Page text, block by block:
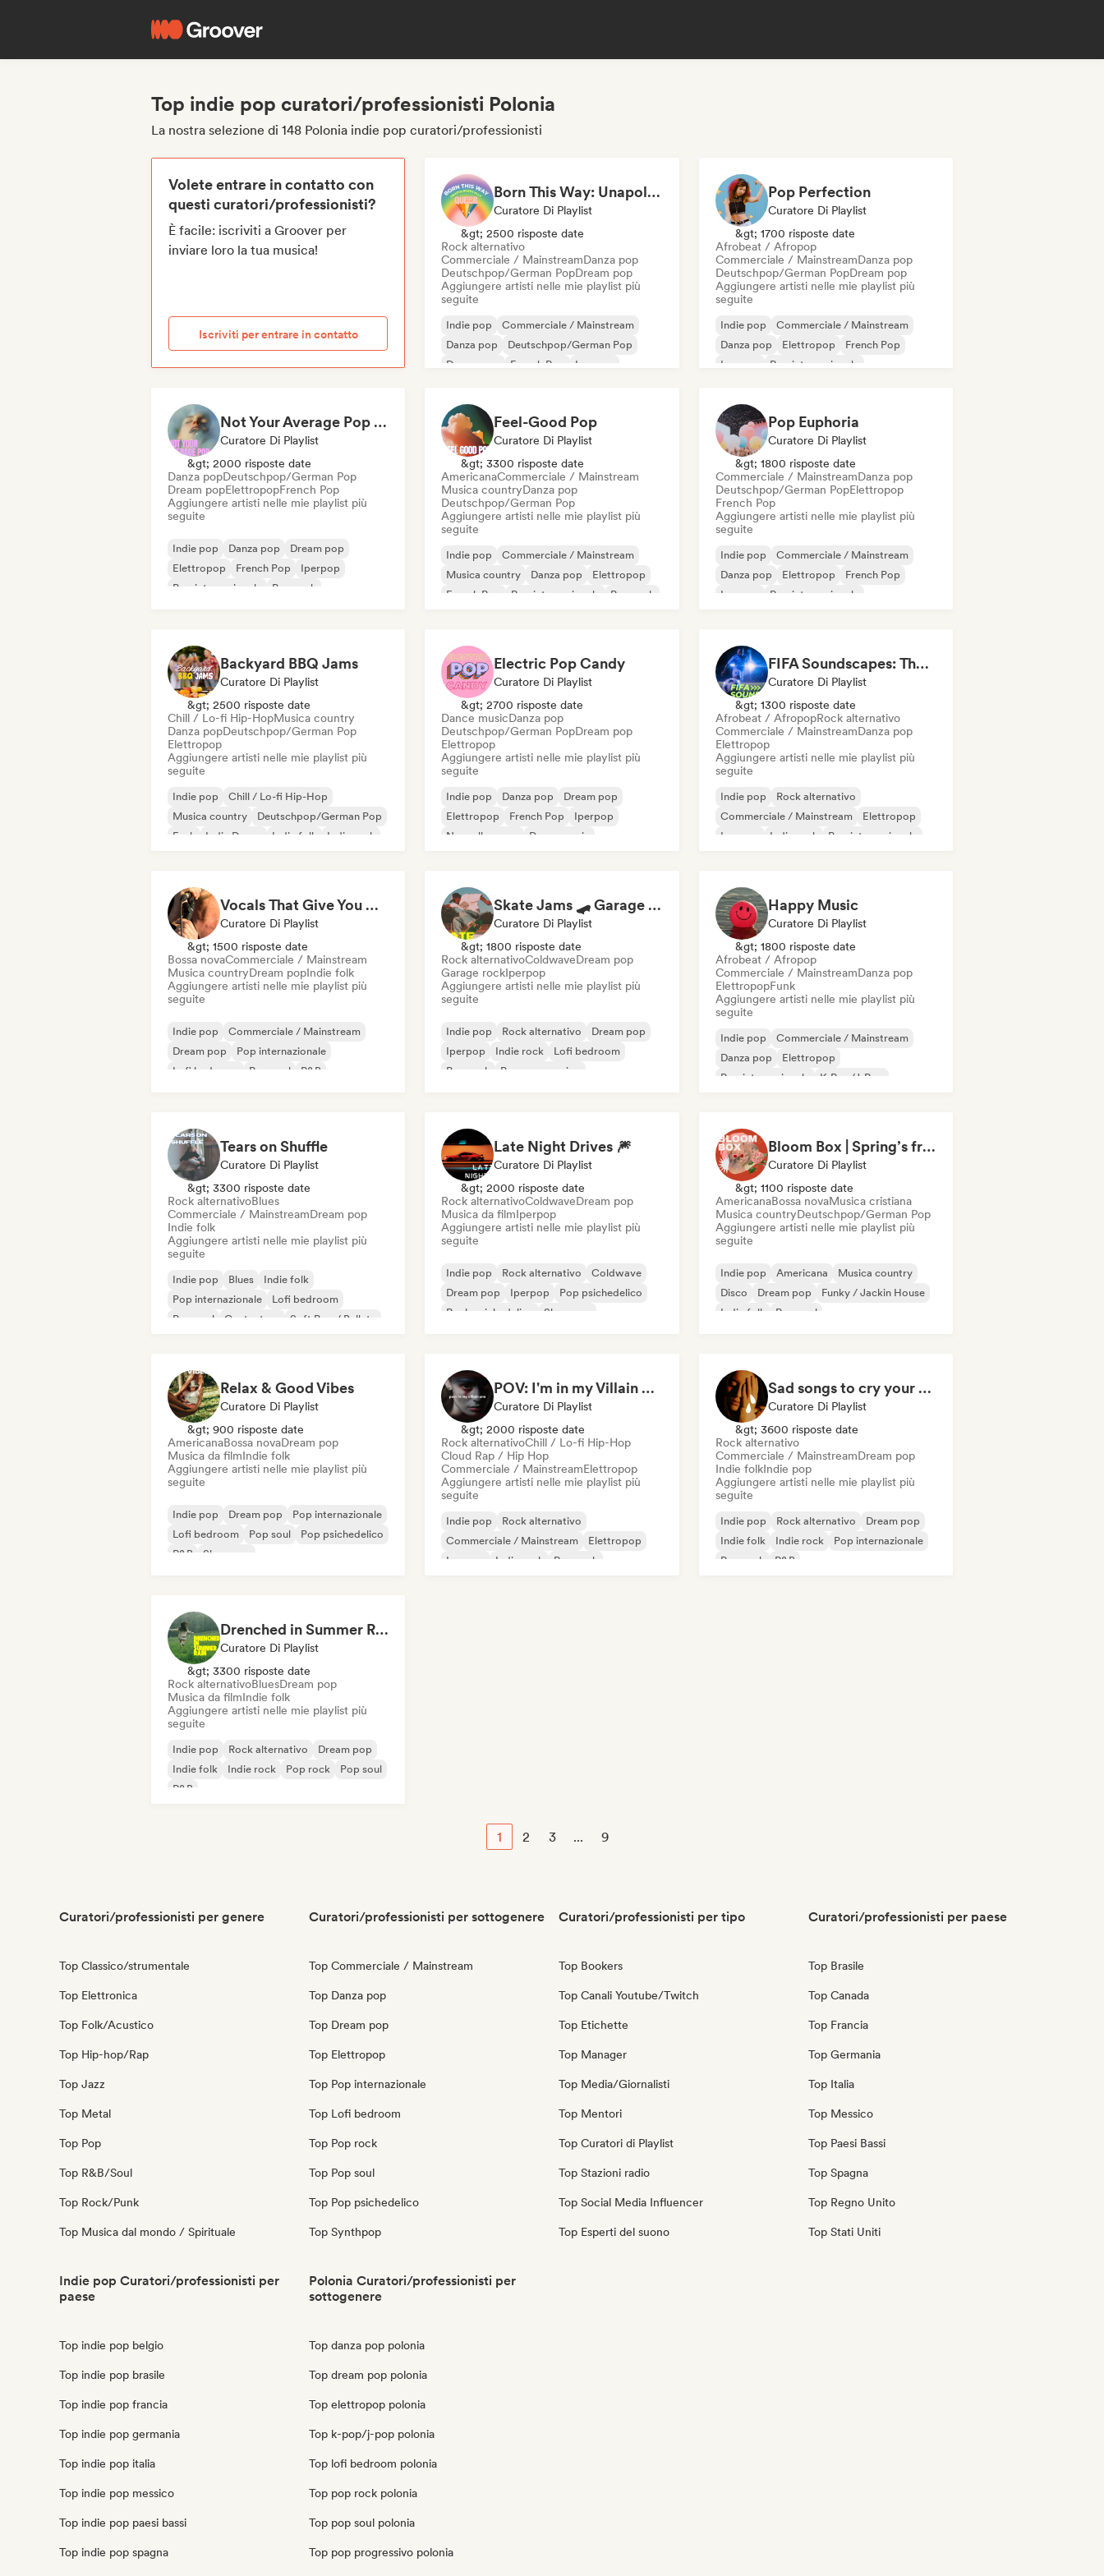
Top indie pop curatori/professionisti Polonia
La nostra selezione di 148 Polonia indie pop curatori/professionisti
Volete entrare in contatto con
questi curatori/professionisti?
È facile: iscriviti a Groover per
inviare loro la tua musica!
Iscriviti per entrare in contatto
Born This Way: Unapologetically Queer
Curatore Di Playlist
&gt; 2500 risposte date
Rock alternativo
Commerciale / MainstreamDanza pop
Deutschpop/German PopDream pop
Aggiungere artisti nelle mie playlist più
seguite
Indie pop
Commerciale / Mainstream
Danza pop
Deutschpop/German Pop
Dream pop
French Pop
Iperpop
Pop Perfection
Curatore Di Playlist
&gt; 1700 risposte date
Afrobeat / Afropop
Commerciale / MainstreamDanza pop
Deutschpop/German PopDream pop
Aggiungere artisti nelle mie playlist più
seguite
Indie pop
Commerciale / Mainstream
Danza pop
Elettropop
French Pop
Iperpop
Pop internazionale
Not Your Average Pop 🛸 Art Pop, Alt-Pop & Indie Pop
Curatore Di Playlist
&gt; 2000 risposte date
Danza popDeutschpop/German Pop
Dream popElettropopFrench Pop
Aggiungere artisti nelle mie playlist più
seguite
Indie pop Danza pop
Dream pop
Elettropop
French Pop
Iperpop
Pop internazionale
Pop rock
Feel-Good Pop
Curatore Di Playlist
&gt; 3300 risposte date
AmericanaCommerciale / Mainstream
Musica countryDanza pop
Deutschpop/German Pop
Aggiungere artisti nelle mie playlist più
seguite
Indie pop
Commerciale / Mainstream
Musica country
Danza pop
Elettropop
French Pop
Pop internazionale Pop rock
Pop Euphoria
Curatore Di Playlist
&gt; 1800 risposte date
Commerciale / MainstreamDanza pop
Deutschpop/German PopElettropop
French Pop
Aggiungere artisti nelle mie playlist più
seguite
Indie pop
Commerciale / Mainstream
Danza pop
Elettropop
French Pop
Iperpop
Pop internazionale
Backyard BBQ Jams
Curatore Di Playlist
&gt; 2500 risposte date
Chill / Lo-fi Hip-HopMusica country
Danza popDeutschpop/German Pop
Elettropop
Aggiungere artisti nelle mie playlist più
seguite
Indie pop
Chill / Lo-fi Hip-Hop
Musica country
Deutschpop/German Pop
Funk
Indie Dance Indie folk Indie rock
Electric Pop Candy
Curatore Di Playlist
&gt; 2700 risposte date
Dance musicDanza pop
Deutschpop/German PopDream pop
Elettropop
Aggiungere artisti nelle mie playlist più
seguite
Indie pop Danza pop
Dream pop
Elettropop
French Pop
Iperpop
Nouvelle scene
Dance music
FIFA Soundscapes: The Ultimate Soundtrack ⚽️ Festival Indie, Electropop & Dance Anthems
Curatore Di Playlist
&gt; 1300 risposte date
Afrobeat / AfropopRock alternativo
Commerciale / MainstreamDanza pop
Elettropop
Aggiungere artisti nelle mie playlist più
seguite
Indie pop
Rock alternativo
Commerciale / Mainstream
Elettropop
Iperpop
Indie rock
Pop internazionale
Vocals That Give You Chills
Curatore Di Playlist
&gt; 1500 risposte date
Bossa novaCommerciale / Mainstream
Musica countryDream popIndie folk
Aggiungere artisti nelle mie playlist più
seguite
Indie pop
Commerciale / Mainstream
Dream pop
Pop internazionale
Lofi bedroom
Pop soul
R&B
Skate Jams 🛹 Garage Rock, Surf Rock & Neo-Psych
Curatore Di Playlist
&gt; 1800 risposte date
Rock alternativoColdwaveDream pop
Garage rockIperpop
Aggiungere artisti nelle mie playlist più
seguite
Indie pop Rock alternativo
Dream pop
Iperpop
Indie rock
Lofi bedroom
Pop rock
Pop progressivo
Happy Music
Curatore Di Playlist
&gt; 1800 risposte date
Afrobeat / Afropop
Commerciale / MainstreamDanza pop
ElettropopFunk
Aggiungere artisti nelle mie playlist più
seguite
Indie pop
Commerciale / Mainstream
Danza pop
Elettropop
Pop internazionale
K-Pop/J-Pop
Tears on Shuffle
Curatore Di Playlist
&gt; 3300 risposte date
Rock alternativoBlues
Commerciale / MainstreamDream pop
Indie folk
Aggiungere artisti nelle mie playlist più
seguite
Indie pop Blues
Indie folk
Pop internazionale
Lofi bedroom
Pop soul
Cantautore Soft Pop / Ballata
Late Night Drives 🎆
Curatore Di Playlist
&gt; 2000 risposte date
Rock alternativoColdwaveDream pop
Musica da filmIperpop
Aggiungere artisti nelle mie playlist più
seguite
Indie pop Rock alternativo
Coldwave
Dream pop
Iperpop
Pop psichedelico
Rock psichedelico
Shoegaze
Bloom Box | Spring’s freshest tracks
Curatore Di Playlist
&gt; 1100 risposte date
AmericanaBossa novaMusica cristiana
Musica countryDeutschpop/German Pop
Aggiungere artisti nelle mie playlist più
seguite
Indie pop Americana
Musica country
Disco
Dream pop
Funky / Jackin House
Indie folk
Pop soul
Relax & Good Vibes
Curatore Di Playlist
&gt; 900 risposte date
AmericanaBossa novaDream pop
Musica da filmIndie folk
Aggiungere artisti nelle mie playlist più
seguite
Indie pop Dream pop
Pop internazionale
Lofi bedroom
Pop soul
Pop psichedelico
R&B
Shoegaze
POV: I'm in my Villain Era
Curatore Di Playlist
&gt; 2000 risposte date
Rock alternativoChill / Lo-fi Hip-Hop
Cloud Rap / Hip Hop
Commerciale / MainstreamElettropop
Aggiungere artisti nelle mie playlist più
seguite
Indie pop
Rock alternativo
Commerciale / Mainstream
Elettropop
Iperpop
Indie rock
Pop rock
Sad songs to cry your eyes out
Curatore Di Playlist
&gt; 3600 risposte date
Rock alternativo
Commerciale / MainstreamDream pop
Indie folkIndie pop
Aggiungere artisti nelle mie playlist più
seguite
Indie pop Rock alternativo
Dream pop
Indie folk
Indie rock
Pop internazionale
Pop rock
R&B
Drenched in Summer Rain 🌧️🌴
Curatore Di Playlist
&gt; 3300 risposte date
Rock alternativoBluesDream pop
Musica da filmIndie folk
Aggiungere artisti nelle mie playlist più
seguite
Indie pop Rock alternativo
Dream pop
Indie folk
Indie rock Pop rock
Pop soul
R&B
1 2 3 ... 9
Curatori/professionisti per genere
Top Classico/strumentale
Top Elettronica
Top Folk/Acustico
Top Hip-hop/Rap
Top Jazz
Top Metal
Top Pop
Top R&B/Soul
Top Rock/Punk
Top Musica dal mondo / Spirituale
Curatori/professionisti per sottogenere
Top Commerciale / Mainstream
Top Danza pop
Top Dream pop
Top Elettropop
Top Pop internazionale
Top Lofi bedroom
Top Pop rock
Top Pop soul
Top Pop psichedelico
Top Synthpop
Curatori/professionisti per tipo
Top Bookers
Top Canali Youtube/Twitch
Top Etichette
Top Manager
Top Media/Giornalisti
Top Mentori
Top Curatori di Playlist
Top Stazioni radio
Top Social Media Influencer
Top Esperti del suono
Curatori/professionisti per paese
Top Brasile
Top Canada
Top Francia
Top Germania
Top Italia
Top Messico
Top Paesi Bassi
Top Spagna
Top Regno Unito
Top Stati Uniti
Indie pop Curatori/professionisti per
paese
Top indie pop belgio
Top indie pop brasile
Top indie pop francia
Top indie pop germania
Top indie pop italia
Top indie pop messico
Top indie pop paesi bassi
Top indie pop spagna
Polonia Curatori/professionisti per
sottogenere
Top danza pop polonia
Top dream pop polonia
Top elettropop polonia
Top k-pop/j-pop polonia
Top lofi bedroom polonia
Top pop rock polonia
Top pop soul polonia
Top pop progressivo polonia